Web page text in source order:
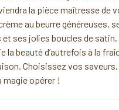
la pièce maîtresse de
au beurre généreuses,
ses jolies boucles de satin,
la beauté d’autrefois à la
Choisissez vos
magie opérer !